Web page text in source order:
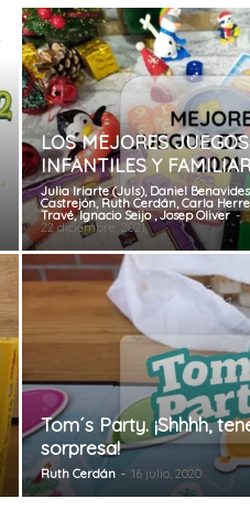
LOS MEJORES
INFANTILES Y
Julia Iriarte (Juls), Daniel
Castrejón, Ruth Cerdán, Carla
Travé, Ignacio Seijo , Josep Oliver -
22 diciembre, 2021
Tom´s Party. ¡Shhhh,
sorpresa!
Ruth Cerdán - 16 julio, 2020